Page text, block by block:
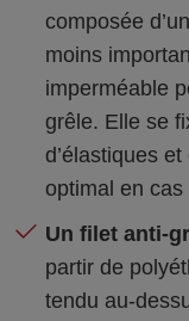
composée
moins
imperméable
grêle. Elle se
d’élastiques
optimal en cas
Un filet anti-
partir de
tendu au-